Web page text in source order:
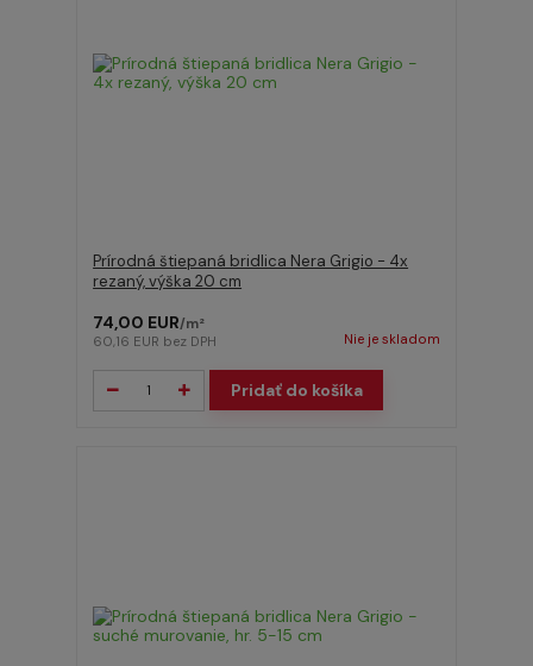
Prírodná štiepaná bridlica Nera Grigio - 4x
rezaný, výška 20 cm
74,00 EUR/m²
60,16 EUR bez DPH Nie je skladom
Pridať do košíka